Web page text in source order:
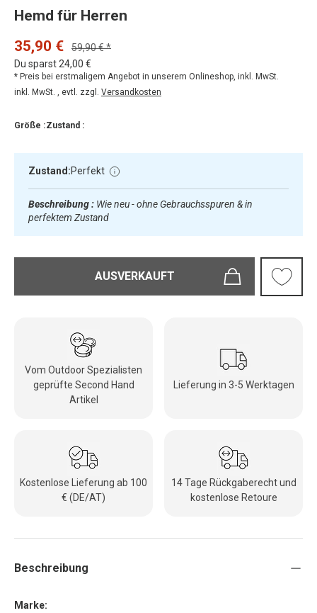
Hemd für Herren
35,90 €
59,90 € *
Du sparst 24,00 €
* Preis bei erstmaligem Angebot in unserem Onlineshop, inkl. MwSt.
inkl. MwSt. , evtl. zzgl. Versandkosten
Größe :Zustand :
Zustand:Perfekt
Beschreibung : Wie neu - ohne Gebrauchsspuren & in
perfektem Zustand
AUSVERKAUFT
Vom Outdoor Spezialisten
geprüfte Second Hand
Artikel
Lieferung in 3-5 Werktagen
Kostenlose Lieferung ab 100
€ (DE/AT)
14 Tage Rückgaberecht und
kostenlose Retoure
Beschreibung
Marke: